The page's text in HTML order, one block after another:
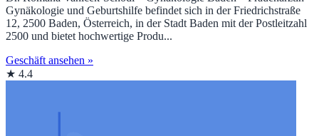
Gynäkologie und Geburtshilfe befindet sich in der Friedrichstraße
12, 2500 Baden, Österreich, in der Stadt Baden mit der Postleitzahl
2500 und bietet hochwertige Produ...
Geschäft ansehen »
★ 4.4